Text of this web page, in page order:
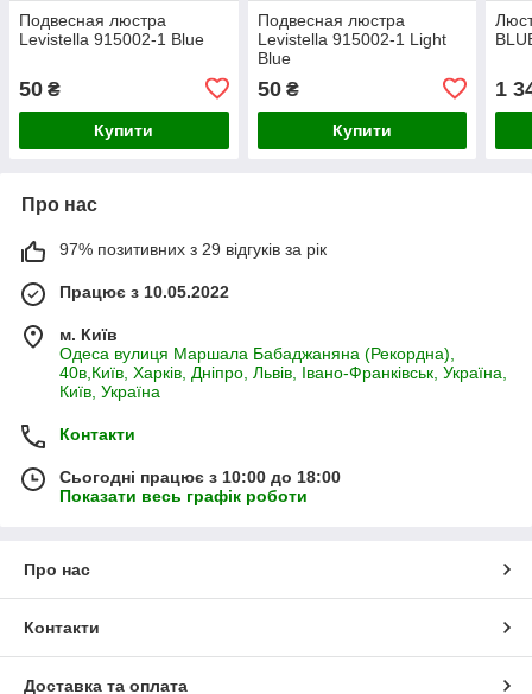
Подвесная люстра
Levistella 915002-1 Blue
50 ₴
Купити
Подвесная люстра
Levistella 915002-1 Light
Blue
50₴
Купити
1
Про нас
97% позитивних з 29 відгуків за рік
Працює з 10.05.2022
м. Київ
Одеса вулиця Маршала Бабаджаняна (Рекордна),
40в,Київ, Харків, Дніпро, Львів, Івано-Франківськ, Україна,
Київ, Україна
Контакти
Сьогодні працює з 10:00 до 18:00
Показати весь графік роботи
Про нас
Контакти
Доставка та оплата